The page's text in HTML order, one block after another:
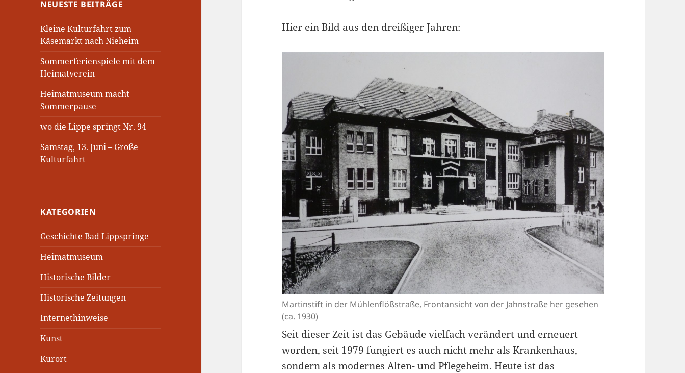
NEUESTE BEITRÄGE
Kleine Kulturfahrt zum
Käsemarkt nach Nieheim
Sommerferienspiele mit dem
Heimatverein
Heimatmuseum macht
Sommerpause
wo die Lippe springt Nr. 94
Samstag, 13. Juni – Große
Kulturfahrt
KATEGORIEN
Geschichte Bad Lippspringe
Heimatmuseum
Historische Bilder
Historische Zeitungen
Internethinweise
Kunst
Kurort
Hier ein Bild aus den dreißiger Jahren:
Martinstift in der Mühlenflößstraße, Frontansicht von der Jahnstraße her gesehen
(ca. 1930)
Seit dieser Zeit ist das Gebäude vielfach verändert und erneuert
worden, seit 1979 fungiert es auch nicht mehr als Krankenhaus,
sondern als modernes Alten- und Pflegeheim. Heute ist das